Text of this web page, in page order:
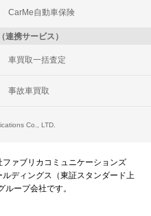
CarMe自動車保険
連携サービス）
車買取一括査定
事故車買取
Co., LTD.
ァブリカコミュニケーションズ
ディングス（東証スタンダード上
ープ会社です。